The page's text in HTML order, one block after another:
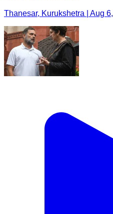
Thanesar, Kurukshetra | Aug